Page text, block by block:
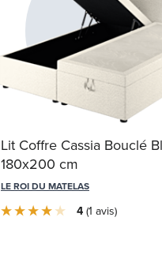
Lit Coffre Cassia Bouclé
180x200 cm
LE ROI DU MATELAS
4 1 avis